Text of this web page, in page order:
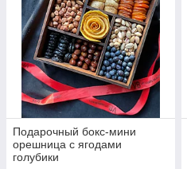
Подарочный бокс-мини
орешница с ягодами
голубики